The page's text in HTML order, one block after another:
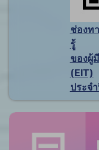
ช่องท
รู้
ของผู้
(EIT)
ประจ